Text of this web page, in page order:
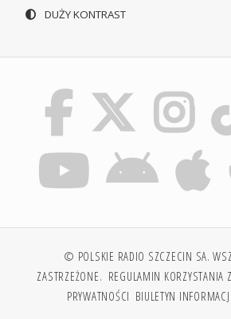
DUŻY KONTRAST
© POLSKIE RADIO SZCZECIN SA.
ZASTRZEŻONE. REGULAMIN KORZYSTANIA
PRYWATNOŚCI BIULETYN